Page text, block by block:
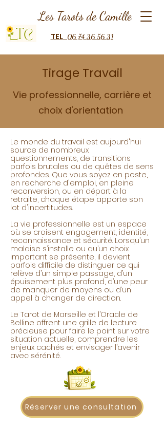
TEL06 74 36 56 31
Les Tarots de Camille
Tirage Travail
Vie professionnelle, carrière et
choix d'orientation
Le monde du travail est aujourd'hui
source de nombreux
questionnements, de transitions
parfois brutales ou de quêtes de sens
profondes. Que vous soyez en poste,
en recherche d'emploi, en pleine
reconversion, ou en départ à la
retraite, chaque étape apporte son
lot d'incertitudes.
La vie professionnelle est un espace
où se croisent engagement, identité,
reconnaissance et sécurité. Lorsqu’un
malaise s’installe ou qu’un choix
important se présente, il devient
parfois difficile de distinguer ce qui
relève d’un simple passage, d’un
épuisement plus profond, d’une peur
de manquer de moyens ou d’un
appel à changer de direction.
Le Tarot de Marseille et l’Oracle de
Belline offrent une grille de lecture
précieuse pour faire le point sur votre
situation actuelle, comprendre les
enjeux cachés et envisager l’avenir
avec sérénité.
Réserver une consultation